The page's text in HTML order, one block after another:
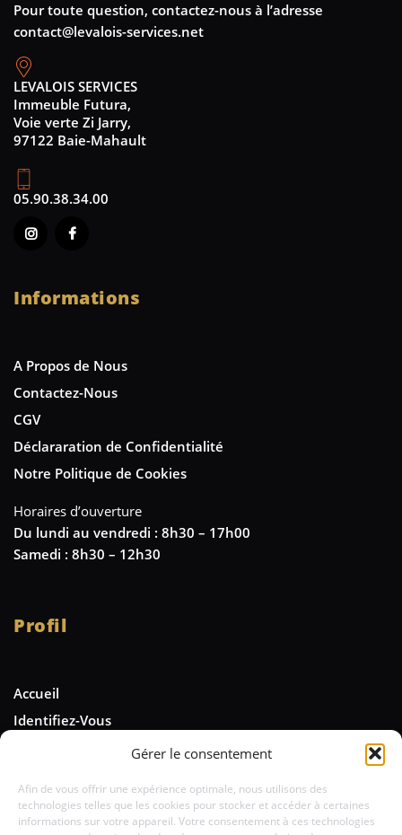
Gérer le consentement
Afin de vous offrir une expérience optimale, nous utilisons des
technologies telles que les cookies pour stocker et accéder à certaines
informations sur votre appareil. Votre consentement à ces technologies
Pour toute question, contactez-nous à l’adresse
contact@levalois-services.net
LEVALOIS SERVICES
Immeuble Futura,
Voie verte Zi Jarry,
97122 Baie-Mahault
05.90.38.34.00
Informations
A Propos de Nous
Contactez-Nous
CGV
Déclararation de Confidentialité
Notre Politique de Cookies
Horaires d’ouverture
Du lundi au vendredi : 8h30 – 17h00
Samedi : 8h30 – 12h30
Profil
Accueil
Identifiez-Vous
Newsletter
Tenez-vous informé des nouveautés et
de nos offres spéciales